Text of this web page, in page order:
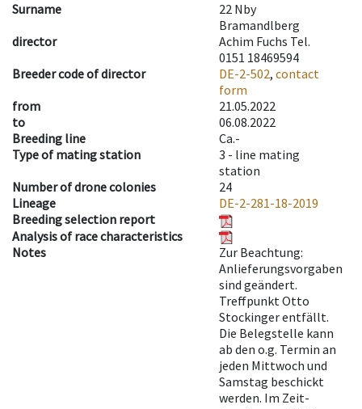
Surname
22 Nby
Bramandlberg
director
Achim Fuchs Tel.
0151 18469594
Breeder code of director
DE-2-502, contact
form
from
21.05.2022
to
06.08.2022
Breeding line
Ca.-
Type of mating station
3 - line mating
station
Number of drone colonies
24
Lineage
DE-2-281-18-2019
Breeding selection report
Analysis of race characteristics
Notes
Zur Beachtung:
Anlieferungsvorgaben
sind geändert.
Treffpunkt Otto
Stockinger entfällt.
Die Belegstelle kann
ab den o.g. Termin an
jeden Mittwoch und
Samstag beschickt
werden. Im Zeit-